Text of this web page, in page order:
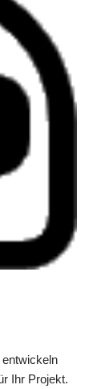
Ihr Projekt.